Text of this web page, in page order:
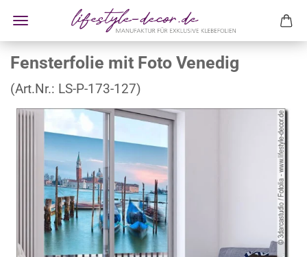
Fensterfolie mit Foto Venedig
(Art.Nr.: LS-P-173-127)